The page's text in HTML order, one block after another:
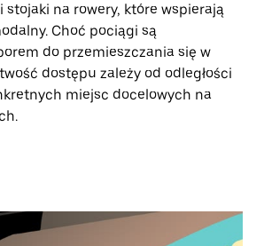
stojaki na rowery, które wspierają
Choć pociągi są
do przemieszczania się w
dostępu zależy od odległości
miejsc docelowych na